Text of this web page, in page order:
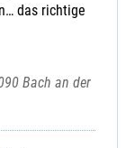
das richtige
Bach an der